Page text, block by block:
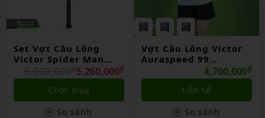
Set Vợt Cầu Lông
Victor Spider Man
Limited
5,260,000₫
6,000,000₫
Chọn mua
So sánh
Vợt Cầu Lông Victor
Auraspeed 99
4,700,000₫
Liên hệ
So sánh